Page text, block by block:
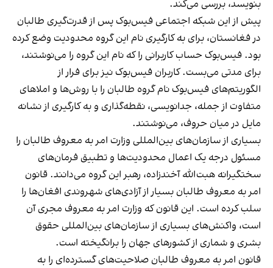
بنویسد، بررسی می‌کند.
پیش از این شبکه اجتماعی فیس‌بوک پس از قدرت‌گیری طالبان
در فغانستان، برای به کارگیری نام این گروه محدودیت وضع کرده
بود. فیس‌بوک حساب کاربرانی را که نام این گروه را می‌نوشتند،
برای مدتی می‌بست. کاربران فیس‌بوک نیز برای فرار از
الگوریتم‌های فیس‌بوک نام گروه طالبان را با روش‌ها و املا‌های
متفاوت از جمله، جدانویسی، نقطه‌گذاری و به کارگیری از نشانه
مایل در میان حروف، می‌نوشتند.
بسیاری از سازمان‌های بین‌المللی وزارت امر به معروف طالبان را
مسئول درجه یک اعمال محدودیت‌ها و تطبیق فرمان‌های
سختگیرانه هبت‌الله آخندزاده، رهبر این گروه می‌دانند. قانون
امر به معروف طالبان بسیار از آزادی‌های شهروندی افغان‌ها را
سلب کرده است. این قانون که وزارت امر به معروف مجری آن
است، واکنش‌های بسیاری از سازمان‌های بین‌المللی حقوق
بشری و شماری از کشورهای جهان را برانگیخته است.
قانون امر به معروف طالبان صلاحیت‌های گسترده‌ای را به